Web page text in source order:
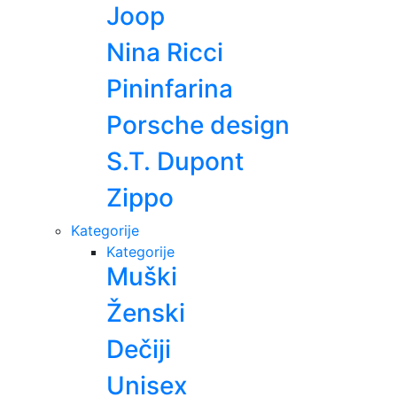
Joop
Nina Ricci
Pininfarina
Porsche design
S.T. Dupont
Zippo
Kategorije
Kategorije
Muški
Ženski
Dečiji
Unisex